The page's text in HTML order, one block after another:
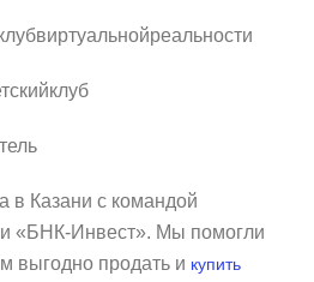
в Казани с командой
«БНК-Инвест». Мы помогли
выгодно продать и купить